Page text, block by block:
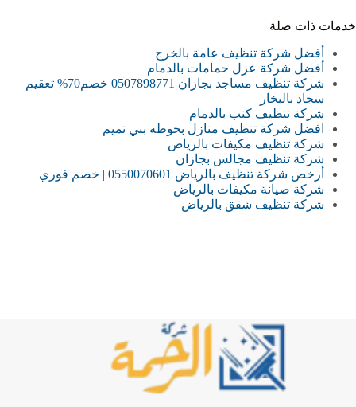
خدمات ذات صلة
أفضل شركة تنظيف عامة بالخرج
أفضل شركة عزل حمامات بالدمام
شركة تنظيف مساجد بجازان 0507898771 خصم70% تعقيم
سجاد بالبخار
شركة تنظيف كنب بالدمام
افضل شركة تنظيف منازل بحوطه بني تميم
شركة تنظيف مكيفات بالرياض
شركة تنظيف مجالس بجازان
أرخص شركة تنظيف بالرياض 0550070601 | خصم فوري
شركة صيانة مكيفات بالرياض
شركة تنظيف شقق بالرياض